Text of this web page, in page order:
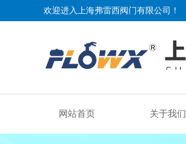
欢迎进入上海弗雷西阀门有限公司！
网站首页 关于我们